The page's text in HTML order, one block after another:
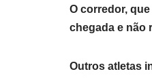
O corredor,
chegada e não
Outros atletas